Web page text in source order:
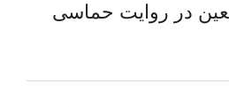
در روایت حماسی